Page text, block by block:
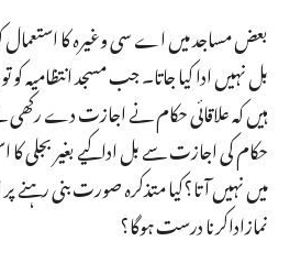
بعض مساجد میں اے سی وغیرہ کا استعمال
بل نہیں ادا کیا جاتا۔ جب مسجد انتظامیہ کو
ہیں کہ علاقائی حکام نے اجازت دے
حکام کی اجازت سے بل اداکیے بغیر بجلی
میں نہیں آتا؟کیا متذکرہ صورت بنی رہنے
نمازاداکرنا درست ہوگا؟